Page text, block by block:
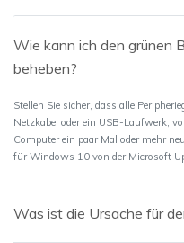
Wie kann ich den grünen
beheben?
Stellen Sie sicher, dass alle
Netzkabel oder ein USB-Laufwerk,
Computer ein paar Mal oder mehr
für Windows 10 von der Microsoft
Was ist die Ursache für